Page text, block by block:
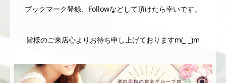
ブックマーク登録、Followなどして頂けたら幸いです。
皆様のご来店心よりお待ち申し上げておりますm(_ _)m